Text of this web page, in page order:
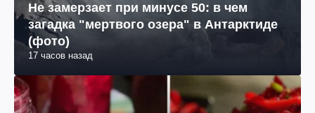
Не замерзает при минусе 50: в чем
загадка "мертвого озера" в Антарктиде
(фото)
17 часов назад